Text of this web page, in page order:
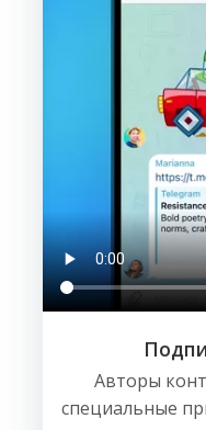
Авторы
специальные